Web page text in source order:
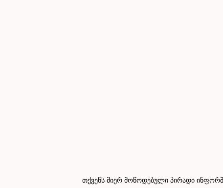
თქვენს მიერ მოწოდებული პირადი